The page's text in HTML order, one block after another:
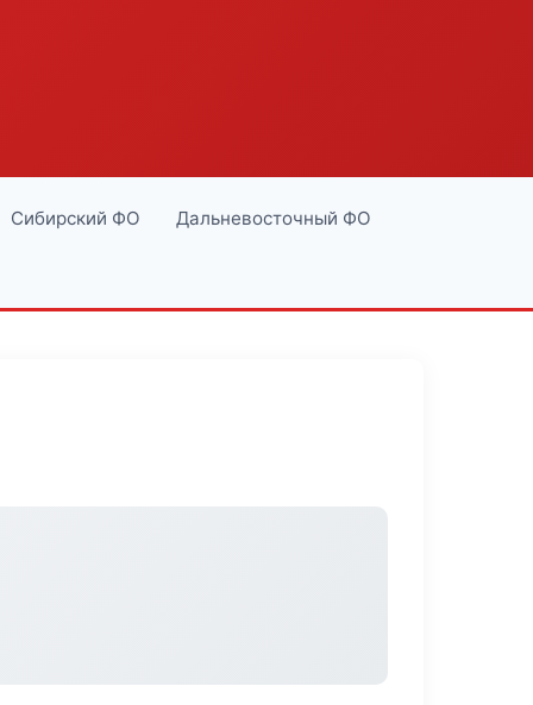
Сибирский ФО Дальневосточный ФО